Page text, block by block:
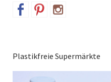
Plastikfreie Supermärkte